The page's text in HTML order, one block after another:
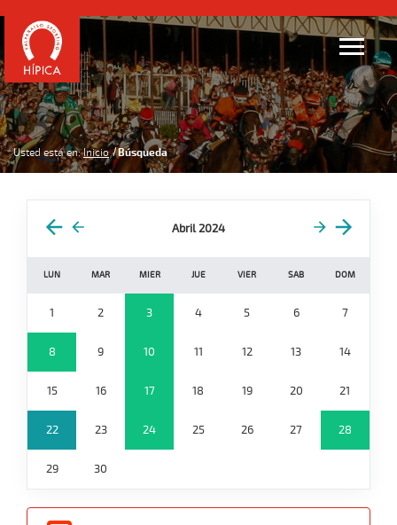
Usted está en: Inicio Búsqueda
Abril 2024
LUN MAR MIER JUE VIER SAB DOM
1 2 3 4 5 6 7
8 9 10 11 12 13 14
15 16 17 18 19 20 21
22 23 24 25 26 27 28
29 30